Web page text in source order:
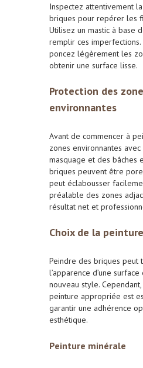
Inspectez attentivement
briques pour repérer les
Utilisez un mastic à base
remplir ces imperfections.
poncez légèrement les
obtenir une surface lisse.
Protection des
environnantes
Avant de commencer à
zones environnantes
masquage et des bâches
briques peuvent être
peut éclabousser
préalable des zones
résultat net et
Choix de la peinture
Peindre des briques peut
l’apparence d’une
nouveau style.
peinture appropriée est
garantir une adhérence
esthétique.
Peinture minérale